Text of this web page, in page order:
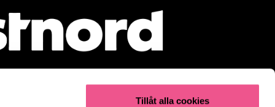
Tillåt alla cookies